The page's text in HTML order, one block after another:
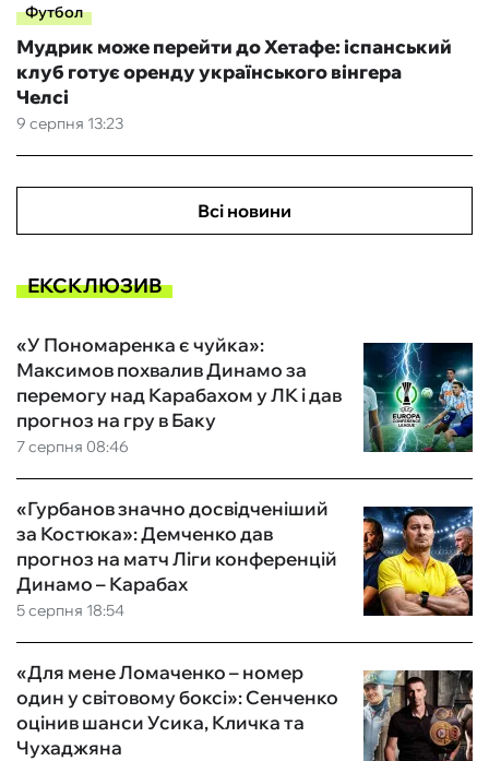
Футбол
9 серпня 13:23
Мудрик може перейти до Хетафе: іспанський
клуб готує оренду українського вінгера
Челсі
Всі новини
ЕКСКЛЮЗИВ
7 серпня 08:46
«У Пономаренка є чуйка»:
Максимов похвалив Динамо за
перемогу над Карабахом у ЛК і дав
прогноз на гру в Баку
5 серпня 18:54
«Гурбанов значно досвідченіший
за Костюка»: Демченко дав
прогноз на матч Ліги конференцій
Динамо – Карабах
«Для мене Ломаченко – номер
один у світовому боксі»: Сенченко
оцінив шанси Усика, Кличка та
Чухаджяна